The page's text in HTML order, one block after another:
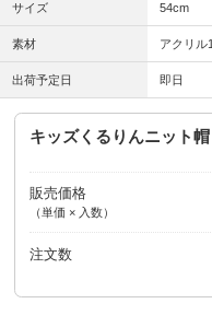
サイズ 54cm
素材 アクリル
出荷予定日 即日
キッズくるりんニット
販売価格
（単価 × 入数）
注文数